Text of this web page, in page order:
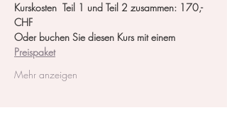
Kurskosten  Teil 1 und Teil 2 zusammen: 170,-
CHF
Oder buchen Sie diesen Kurs mit einem
Preispaket
Mehr anzeigen